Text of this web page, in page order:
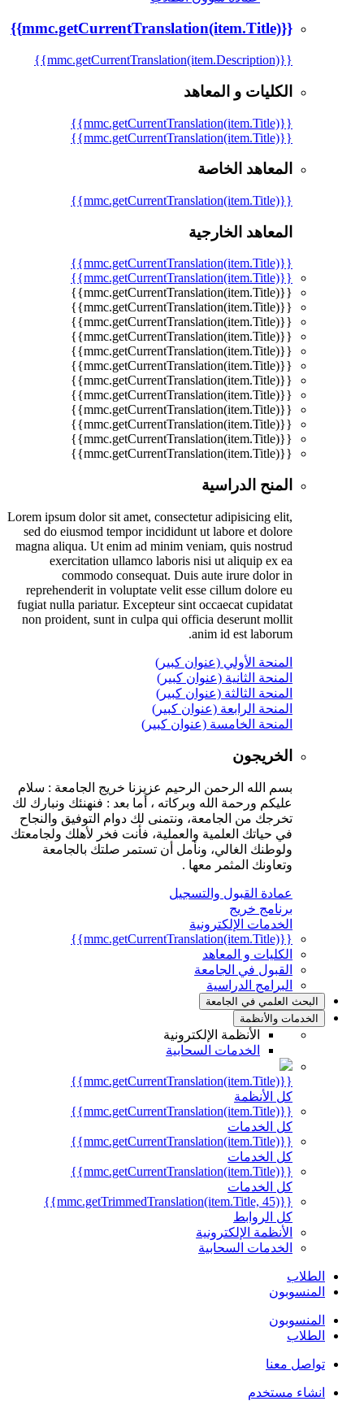
{{mmc.getCurrentTranslation(item.Title)}}
{{mmc.getCurrentTranslation(item.Description)}}
الكليات و المعاهد
{{mmc.getCurrentTranslation(item.Title)}}
{{mmc.getCurrentTranslation(item.Title)}}
المعاهد الخاصة
{{mmc.getCurrentTranslation(item.Title)}}
المعاهد الخارجية
{{mmc.getCurrentTranslation(item.Title)}}
{{mmc.getCurrentTranslation(item.Title)}}
{{mmc.getCurrentTranslation(item.Title)}}
{{mmc.getCurrentTranslation(item.Title)}}
{{mmc.getCurrentTranslation(item.Title)}}
{{mmc.getCurrentTranslation(item.Title)}}
{{mmc.getCurrentTranslation(item.Title)}}
{{mmc.getCurrentTranslation(item.Title)}}
{{mmc.getCurrentTranslation(item.Title)}}
{{mmc.getCurrentTranslation(item.Title)}}
{{mmc.getCurrentTranslation(item.Title)}}
{{mmc.getCurrentTranslation(item.Title)}}
{{mmc.getCurrentTranslation(item.Title)}}
{{mmc.getCurrentTranslation(item.Title)}}
المنح الدراسية
Lorem ipsum dolor sit amet, consectetur adipisicing elit,
sed do eiusmod tempor incididunt ut labore et dolore
magna aliqua. Ut enim ad minim veniam, quis nostrud
exercitation ullamco laboris nisi ut aliquip ex ea
commodo consequat. Duis aute irure dolor in
reprehenderit in voluptate velit esse cillum dolore eu
fugiat nulla pariatur. Excepteur sint occaecat cupidatat
non proident, sunt in culpa qui officia deserunt mollit
anim id est laborum.
المنحة الأولي (عنوان كبير)
المنحة الثانية (عنوان كبير)
المنحة الثالثة (عنوان كبير)
المنحة الرابعة (عنوان كبير)
المنحة الخامسة (عنوان كبير)
الخريجون
بسم الله الرحمن الرحيم عزيزنا خريج الجامعة : سلام
عليكم ورحمة الله وبركاته ، أما بعد : فنهنئك ونبارك لك
تخرجك من الجامعة، ونتمنى لك دوام التوفيق والنجاح
في حياتك العلمية والعملية، فأنت فخر لأهلك ولجامعتك
ولوطنك الغالي، ونأمل أن تستمر صلتك بالجامعة
وتعاونك المثمر معها .
عمادة القبول والتسجيل
برنامج خريج
الخدمات الإلكترونية
{{mmc.getCurrentTranslation(item.Title)}}
الكليات و المعاهد
القبول في الجامعة
البرامج الدراسية
البحث العلمي في الجامعة
الخدمات والأنظمة
الأنظمة الإلكترونية
الخدمات السحابية
{{mmc.getCurrentTranslation(item.Title)}}
كل الأنظمة
{{mmc.getCurrentTranslation(item.Title)}}
كل الخدمات
{{mmc.getCurrentTranslation(item.Title)}}
كل الخدمات
{{mmc.getCurrentTranslation(item.Title)}}
كل الخدمات
{{mmc.getTrimmedTranslation(item.Title, 45)}}
كل الروابط
الأنظمة الإلكترونية
الخدمات السحابية
الطلاب
المنسوبون
المنسوبون
الطلاب
تواصل معنا
انشاء مستخدم